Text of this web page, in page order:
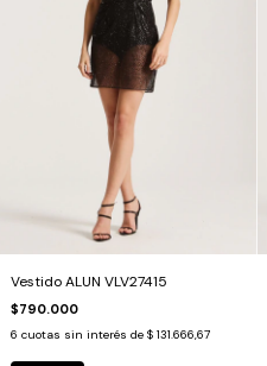
Vestido ALUN VLV27415
$790.000
6 cuotas sin interés de $ 131.666,67